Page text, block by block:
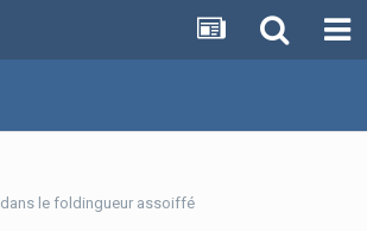
dans le foldingueur assoiffé